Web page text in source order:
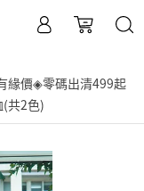
緣價◈零碼出清499起
(共2色)